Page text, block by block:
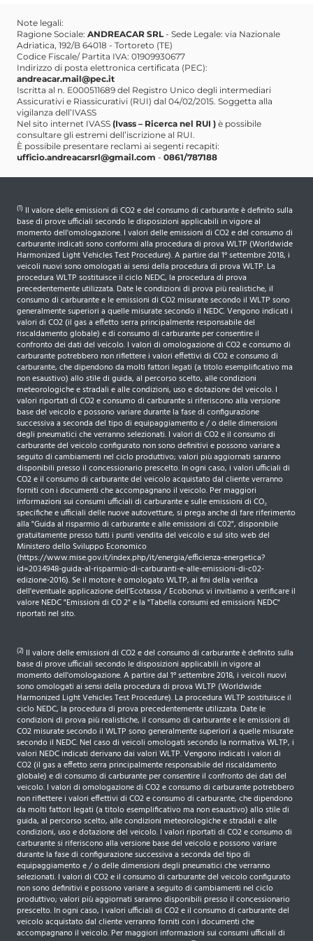
Plancia con inserto cromato
Plancia e pannelli porta con effetto carbonio
Pomello cambio manuale specifico con inserto cromato
Proiettori Peugeot Full LED Technology con High Beam
Assist
Quadro strumenti con display centrale a colori 3,5''
REF
Programmabili
Retrovisore interno elettrocromatico "frameless"
Retrovisori Esterni Con Indicatori Di Direzione Integrati
Retrovisori Esterni Ripiegabili Elettricamente
Retrovisori esterni in nero lucido
Retrovisori esterni riscaldabili e regolabili elettricamente
Rivestimento cielo Nero Mistral
Sedile Posteriore Con Schienale Frazionabile 2/3 1/3
Sedile conducente regolabile in altezza
Sedile passeggero manuale regolabile in altezza
Sedili sportivi
Sensori Di Parcheggio Posteriori
Sensori di parcheggio anteriori
Servosterzo Elettrico
Speed Limit Detection
Spoiler Posteriore Nero Lucido
Tappetini anteriori e posteriori specifici GT Line
Toggles switches con profilo cromato
Touchscreen 7'' con Mirror Screen (Apple
CarPlayTM/Android Auto/MirrorLink®) e 6 altoparlanti
Vano bagagliaio con tasche laterali
Vetri posteriori e lunotto oscurati
VisioPark 180°
Volante Regolabile In Altezza E Profondita'
Volante in pelle traforata "Pieno Fiore" con cuciture Lime
e badge "GT"
Note legali:
Ragione Sociale: ANDREACAR SRL- Sede Legale: via Nazionale
Adriatica, 192/B 64018 - Tortoreto (TE)
Codice Fiscale/ Partita IVA: 01909930677
Indirizzo di posta elettronica certificata (PEC):
andreacar.mail@pec.it
Iscritta al n. E000511689 del Registro Unico degli intermediari
Assicurativi e Riassicurativi (RUI) dal 04/02/2015. Soggetta alla
vigilanza dell’IVASS
Nel sito internet IVASS (Ivass – Ricerca nel RUI ) è possibile
consultare gli estremi dell’iscrizione al RUI.
È possibile presentare reclami ai segenti recapiti:
ufficio.andreacarsrl@gmail.com - 0861/787188
(1) Il valore delle emissioni di CO2 e del consumo di carburante è definito sulla
base di prove ufficiali secondo le disposizioni applicabili in vigore al
momento dell'omologazione. I valori delle emissioni di CO2 e del consumo di
carburante indicati sono conformi alla procedura di prova WLTP (Worldwide
Harmonized Light Vehicles Test Procedure). A partire dal 1° settembre 2018, i
veicoli nuovi sono omologati ai sensi della procedura di prova WLTP. La
procedura WLTP sostituisce il ciclo NEDC, la procedura di prova
precedentemente utilizzata. Date le condizioni di prova più realistiche, il
consumo di carburante e le emissioni di CO2 misurate secondo il WLTP sono
generalmente superiori a quelle misurate secondo il NEDC. Vengono indicati i
valori di CO2 (il gas a effetto serra principalmente responsabile del
riscaldamento globale) e di consumo di carburante per consentire il
confronto dei dati del veicolo. I valori di omologazione di CO2 e consumo di
carburante potrebbero non riflettere i valori effettivi di CO2 e consumo di
carburante, che dipendono da molti fattori legati (a titolo esemplificativo ma
non esaustivo) allo stile di guida, al percorso scelto, alle condizioni
meteorologiche e stradali e alle condizioni, uso e dotazione del veicolo. I
valori riportati di CO2 e consumo di carburante si riferiscono alla versione
base del veicolo e possono variare durante la fase di configurazione
successiva a seconda del tipo di equipaggiamento e / o delle dimensioni
degli pneumatici che verranno selezionati. I valori di CO2 e il consumo di
carburante del veicolo configurato non sono definitivi e possono variare a
seguito di cambiamenti nel ciclo produttivo; valori più aggiornati saranno
disponibili presso il concessionario prescelto. In ogni caso, i valori ufficiali di
CO2 e il consumo di carburante del veicolo acquistato dal cliente verranno
forniti con i documenti che accompagnano il veicolo. Per maggiori
informazioni sui consumi ufficiali di carburante e sulle emissioni di CO₂
specifiche e ufficiali delle nuove autovetture, si prega anche di fare riferimento
alla "Guida al risparmio di carburante e alle emissioni di C02", disponibile
gratuitamente presso tutti i punti vendita del veicolo e sul sito web del
Ministero dello Sviluppo Economico
(https://www.mise.gov.it/index.php/it/energia/efficienza-energetica?
id=2034948-guida-al-risparmio-di-carburanti-e-alle-emissioni-di-c02-
edizione-2016). Se il motore è omologato WLTP, ai fini della verifica
dell'eventuale applicazione dell'Ecotassa / Ecobonus vi invitiamo a verificare il
valore NEDC "Emissioni di CO 2" e la "Tabella consumi ed emissioni NEDC"
riportati nel sito.
(2) Il valore delle emissioni di CO2 e del consumo di carburante è definito sulla
base di prove ufficiali secondo le disposizioni applicabili in vigore al
momento dell'omologazione. A partire dal 1° settembre 2018, i veicoli nuovi
sono omologati ai sensi della procedura di prova WLTP (Worldwide
Harmonized Light Vehicles Test Procedure). La procedura WLTP sostituisce il
ciclo NEDC, la procedura di prova precedentemente utilizzata. Date le
condizioni di prova più realistiche, il consumo di carburante e le emissioni di
CO2 misurate secondo il WLTP sono generalmente superiori a quelle misurate
secondo il NEDC. Nel caso di veicoli omologati secondo la normativa WLTP, i
valori NEDC indicati derivano dai valori WLTP. Vengono indicati i valori di
CO2 (il gas a effetto serra principalmente responsabile del riscaldamento
globale) e di consumo di carburante per consentire il confronto dei dati del
veicolo. I valori di omologazione di CO2 e consumo di carburante potrebbero
non riflettere i valori effettivi di CO2 e consumo di carburante, che dipendono
da molti fattori legati (a titolo esemplificativo ma non esaustivo) allo stile di
guida, al percorso scelto, alle condizioni meteorologiche e stradali e alle
condizioni, uso e dotazione del veicolo. I valori riportati di CO2 e consumo di
carburante si riferiscono alla versione base del veicolo e possono variare
durante la fase di configurazione successiva a seconda del tipo di
equipaggiamento e / o delle dimensioni degli pneumatici che verranno
selezionati. I valori di CO2 e il consumo di carburante del veicolo configurato
non sono definitivi e possono variare a seguito di cambiamenti nel ciclo
produttivo; valori più aggiornati saranno disponibili presso il concessionario
prescelto. In ogni caso, i valori ufficiali di CO2 e il consumo di carburante del
veicolo acquistato dal cliente verranno forniti con i documenti che
accompagnano il veicolo. Per maggiori informazioni sui consumi ufficiali di